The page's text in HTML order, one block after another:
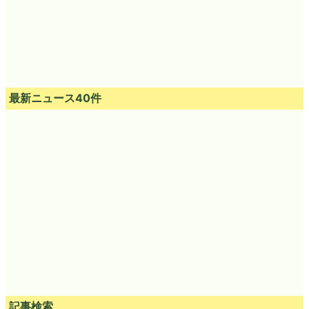
最新ニュース40件
記事検索